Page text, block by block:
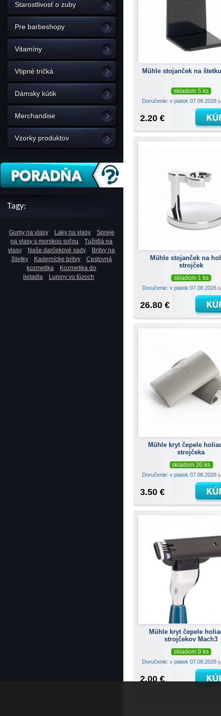
Starostlivosť o zuby
Pre barbeshopy
Vitamíny
Vtipné tričká
Dámsky kútik
Merchandise
Vzorky produktov
Tagy:
Gumy na vlasy Laky na vlasy
Spreje
na vlasy s morskou soľou
Tužidlá na
vlasy
Naše darčekové sady
Britvy na
žiletky
Kadernícke britvy
Cestovná
kozmetika
Kozmetika do
lietadla
Lupiny vo fúzoch
Mühle stojanček na
skladom 5 ks
Doručenie: v piatok 07.08.2026
2.20 €
Mühle stojanček na
strojček
skladom 1 ks
Doručenie: v piatok 07.08.2026
26.80 €
Mühle kryt čepele
strojčeka
skladom 20 ks
Doručenie: v piatok 07.08.2026
3.50 €
Mühle kryt čepele
strojčekov Mach3
skladom 9 ks
Doručenie: v piatok 07.08.2026
2.00 €